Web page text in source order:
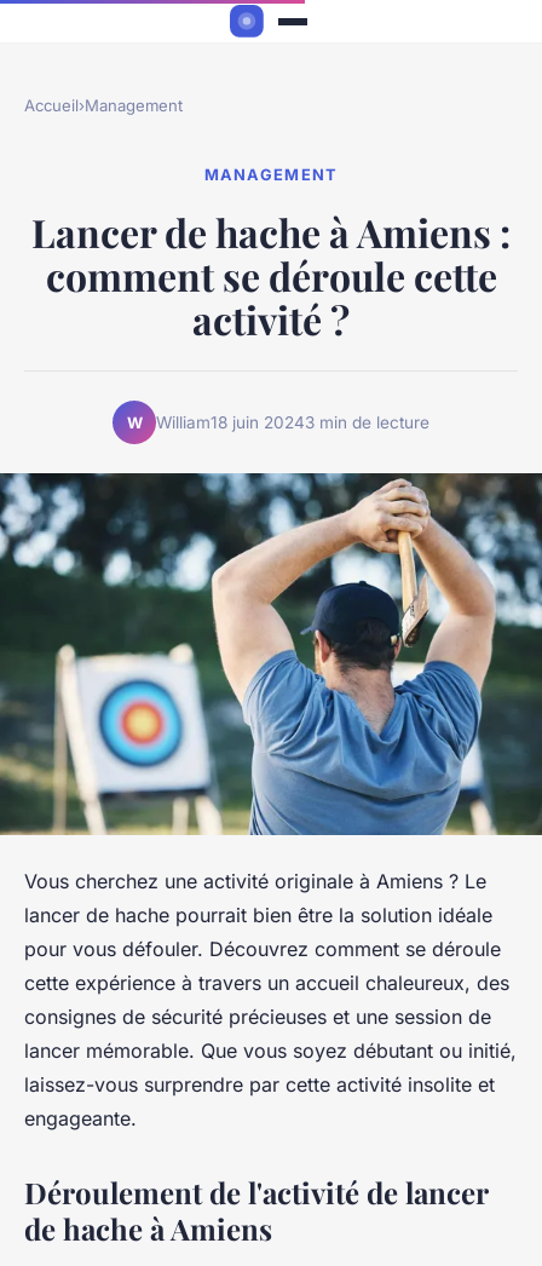
Accueil›Management
MANAGEMENT
Lancer de hache à Amiens :
comment se déroule cette
activité ?
W William18 juin 20243 min de lecture
Vous cherchez une activité originale à Amiens ? Le
lancer de hache pourrait bien être la solution idéale
pour vous défouler. Découvrez comment se déroule
cette expérience à travers un accueil chaleureux, des
consignes de sécurité précieuses et une session de
lancer mémorable. Que vous soyez débutant ou initié,
laissez-vous surprendre par cette activité insolite et
engageante.
Déroulement de l'activité de lancer
de hache à Amiens